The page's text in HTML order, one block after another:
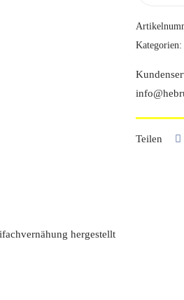
Original
Skai
Kunstleder
Kategorien:
Teilen
hergestellt